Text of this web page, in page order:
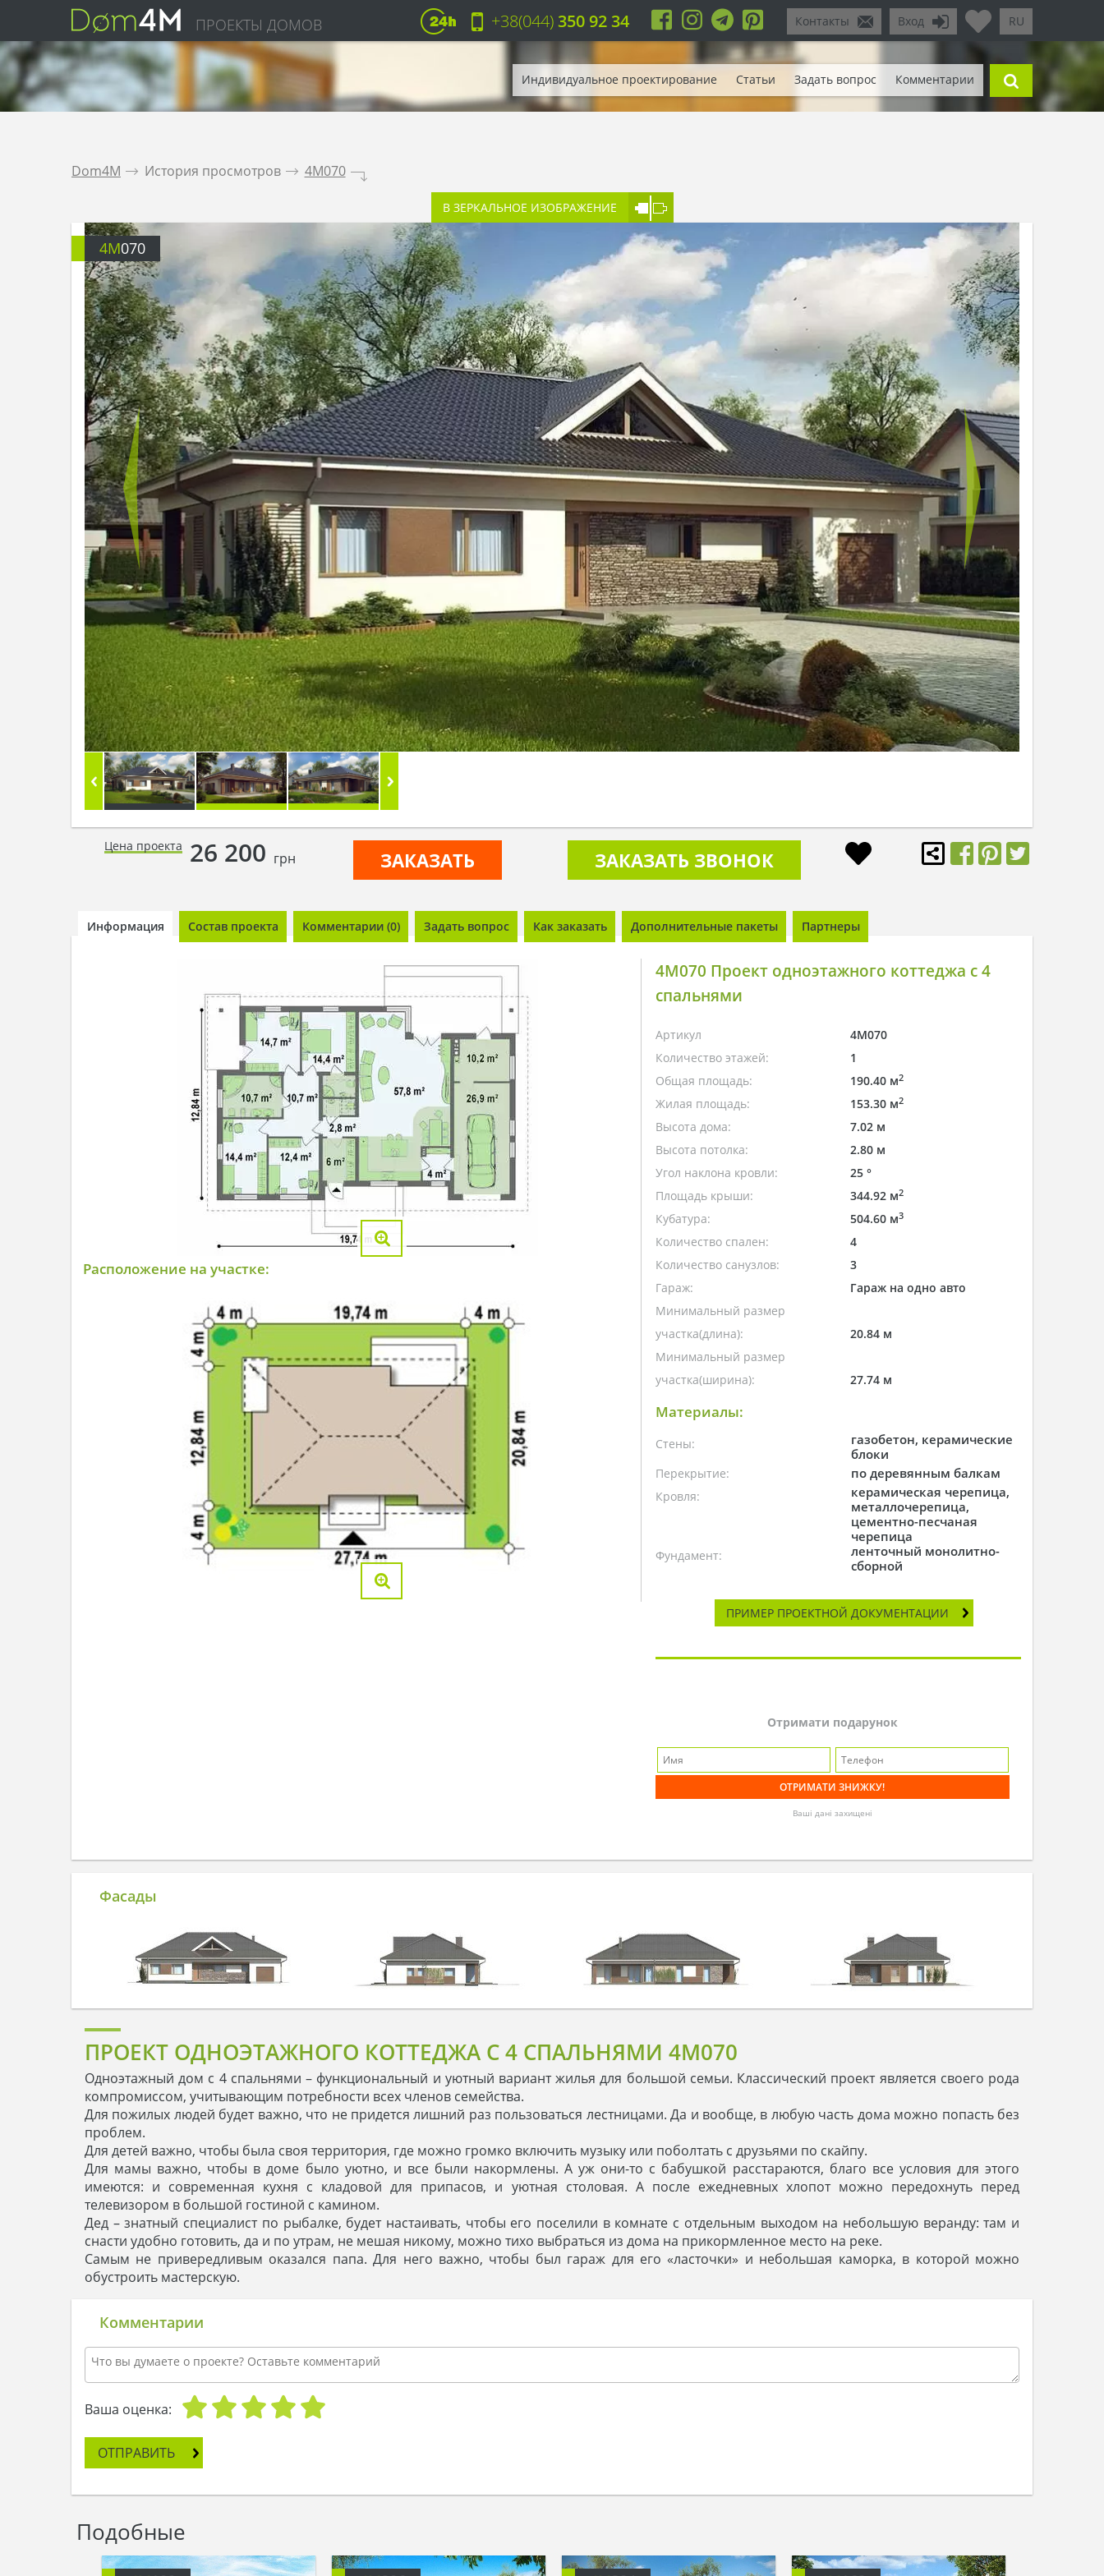
ПРОЕКТЫ ДОМОВ RU
Вход
Контакты
+38(044)350 92 34
Индивидуальное проектирование Статьи Задать вопрос Комментарии
Dom4M . История просмотров . 4M070 .
В ЗЕРКАЛЬНОЕ ИЗОБРАЖЕНИЕ
4M070
Цена проекта 26 200 грн ЗАКАЗАТЬ ЗАКАЗАТЬ ЗВОНОК
Информация Состав проекта Комментарии (0) Задать вопрос Как заказать Дополнительные пакеты Партнеры
Расположение на участке:
4M070 Проект одноэтажного коттеджа с 4
спальнями
Артикул
4M070
Количество этажей:
1
Общая площадь:
190.40 м2
Жилая площадь: 153.30 м2
Высота дома:
7.02 м
Высота потолка:
2.80 м
Угол наклона кровли:
25 °
Площадь крыши:
344.92 м2
Кубатура: 504.60 м3
Количество спален:
4
Количество санузлов:
3
Гараж:
Гараж на одно авто
Минимальный размер
участка(длина):
20.84 м
Минимальный размер
участка(ширина):
27.74 м
Материалы:
Стены:
газобетон, керамические
блоки
Перекрытие: по деревянным балкам
Кровля:
керамическая черепица,
металлочерепица,
цементно-песчаная
черепица
Фундамент:
ленточный монолитно-
сборной
ПРИМЕР ПРОЕКТНОЙ ДОКУМЕНТАЦИИ
Отримати подарунок
Ваші дані захищені
Фасады
ПРОЕКТ ОДНОЭТАЖНОГО КОТТЕДЖА С 4 СПАЛЬНЯМИ 4M070
Одноэтажный дом с 4 спальнями – функциональный и уютный вариант жилья для большой семьи. Классический проект является своего рода
компромиссом, учитывающим потребности всех членов семейства.
Для пожилых людей будет важно, что не придется лишний раз пользоваться лестницами. Да и вообще, в любую часть дома можно попасть без
проблем.
Для детей важно, чтобы была своя территория, где можно громко включить музыку или поболтать с друзьями по скайпу.
Для мамы важно, чтобы в доме было уютно, и все были накормлены. А уж они-то с бабушкой расстараются, благо все условия для этого
имеются: и современная кухня с кладовой для припасов, и уютная столовая. А после ежедневных хлопот можно передохнуть перед
телевизором в большой гостиной с камином.
Дед – знатный специалист по рыбалке, будет настаивать, чтобы его поселили в комнате с отдельным выходом на небольшую веранду: там и
снасти удобно готовить, да и по утрам, не мешая никому, можно тихо выбраться из дома на прикормленное место на реке.
Самым не привередливым оказался папа. Для него важно, чтобы был гараж для его «ласточки» и небольшая каморка, в которой можно
обустроить мастерскую.
Комментарии
Ваша оценка:
ОТПРАВИТЬ
Подобные